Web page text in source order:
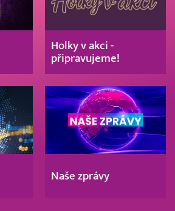
Holky v akci -
připravujeme!
Naše zprávy